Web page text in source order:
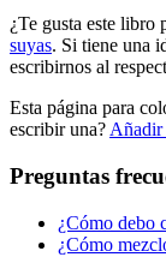
Música e instrumentos
Peluches y caballos
Primavera y pascua
Transporte
Verano y vacaciones
¿Te gusta este libro
suyas. Si tiene una
escribirnos al
Esta página para
escribir una? Añadir
Preguntas
¿Cómo debo
¿Cómo